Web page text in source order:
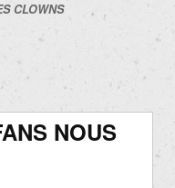
CLOWNS
contenu
NOUS